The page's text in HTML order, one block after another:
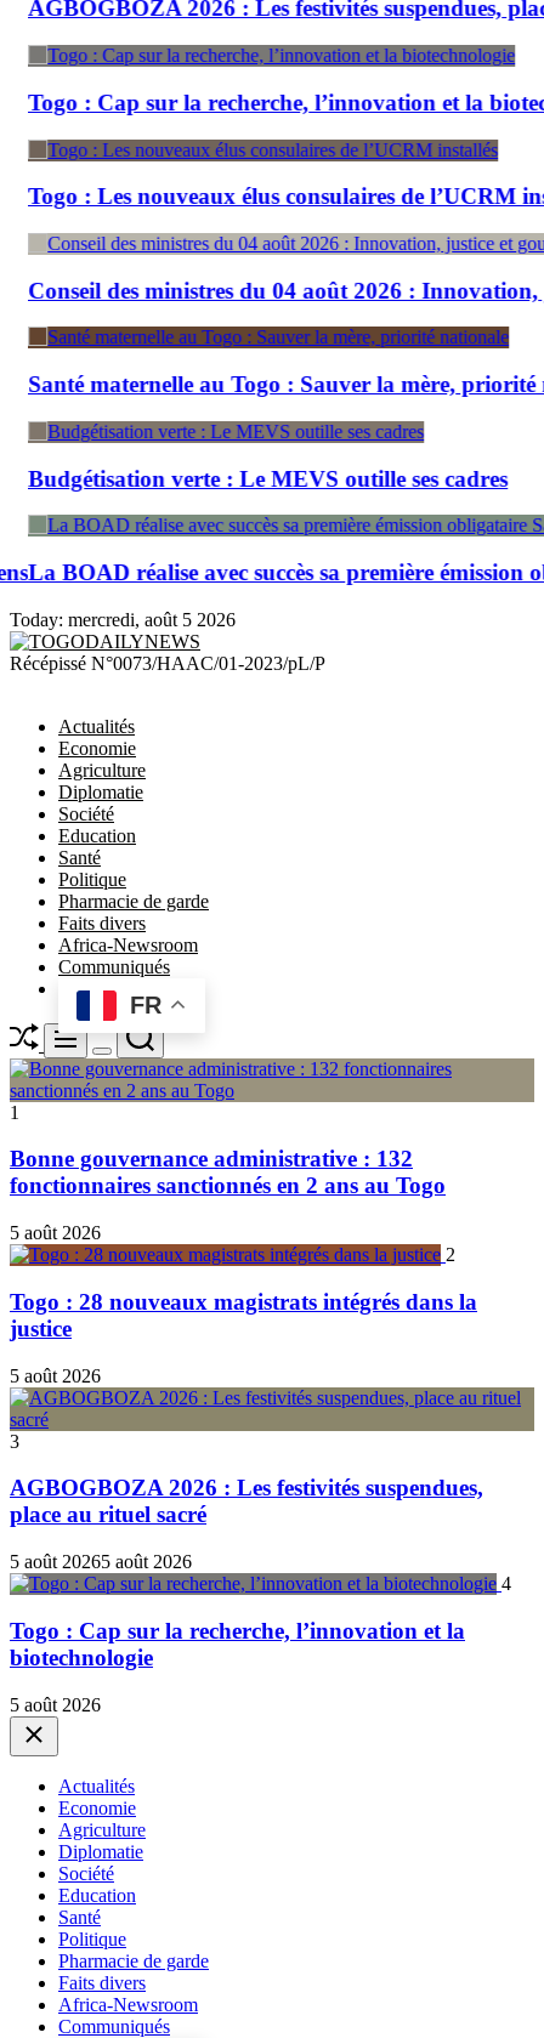
2026 : Les festivités suspendues, place au
sur la recherche, l’innovation et la biotechnologie
nouveaux élus consulaires de l’UCRM installés
ministres du 04 août 2026 : Innovation, justice et
au Togo : Sauver la mère, priorité nationale
verte : Le MEVS outille ses cadres
réalise avec succès sa première émission
Today: mercredi, août 5 2026
TOGODAILYNEWS
Récépissé N°0073/HAAC/01-2023/pL/P
Actualités
Economie
Agriculture
Diplomatie
Société
Education
Santé
Politique
Pharmacie de garde
Faits divers
Africa-Newsroom
Communiqués
FR
ShuffleMenu
Switch
color
mode
Search
1
Bonne gouvernance administrative : 132
fonctionnaires sanctionnés en 2 ans au Togo
5 août 2026
2
Togo : 28 nouveaux magistrats intégrés dans la
justice
5 août 2026
3
AGBOGBOZA 2026 : Les festivités suspendues,
place au rituel sacré
5 août 20265 août 2026
4
Togo : Cap sur la recherche, l’innovation et la
biotechnologie
5 août 2026
Close
Actualités
Economie
Agriculture
Diplomatie
Société
Education
Santé
Politique
Pharmacie de garde
Faits divers
Africa-Newsroom
Communiqués